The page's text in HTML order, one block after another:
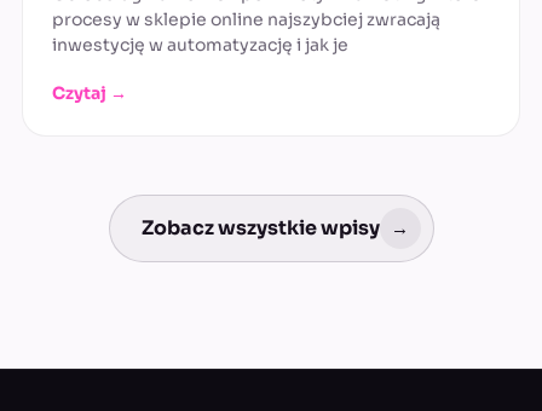
procesy w sklepie online najszybciej zwracają
inwestycję w automatyzację i jak je
Czytaj →
Zobacz wszystkie wpisy →